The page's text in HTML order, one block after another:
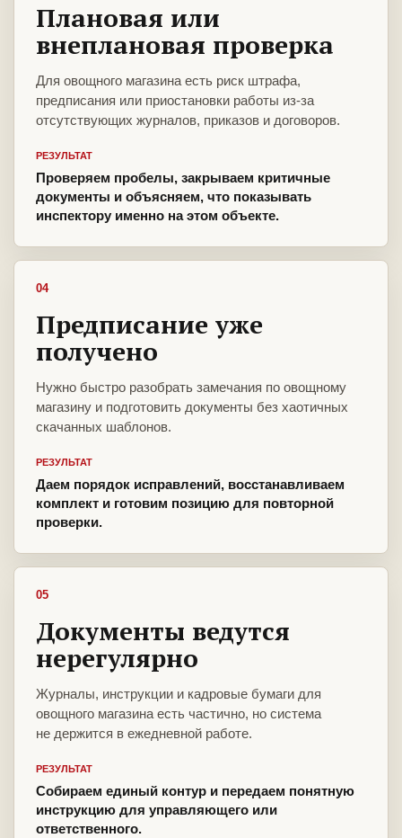
Плановая или
внеплановая проверка
Для овощного магазина есть риск штрафа,
предписания или приостановки работы из-за
отсутствующих журналов, приказов и договоров.
РЕЗУЛЬТАТ
Проверяем пробелы, закрываем критичные
документы и объясняем, что показывать
инспектору именно на этом объекте.
04
Предписание уже
получено
Нужно быстро разобрать замечания по овощному
магазину и подготовить документы без хаотичных
скачанных шаблонов.
РЕЗУЛЬТАТ
Даем порядок исправлений, восстанавливаем
комплект и готовим позицию для повторной
проверки.
05
Документы ведутся
нерегулярно
Журналы, инструкции и кадровые бумаги для
овощного магазина есть частично, но система
не держится в ежедневной работе.
РЕЗУЛЬТАТ
Собираем единый контур и передаем понятную
инструкцию для управляющего или
ответственного.